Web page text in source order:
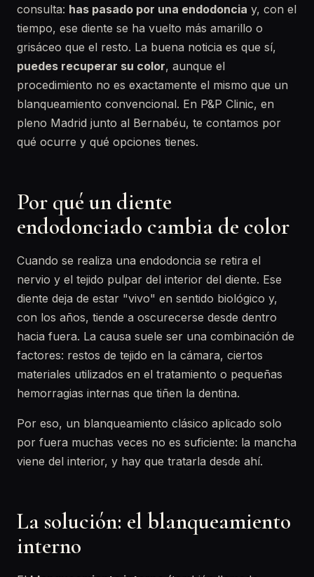
consulta: has pasado por una endodoncia y, con el
tiempo, ese diente se ha vuelto más amarillo o
grisáceo que el resto. La buena noticia es que sí,
puedes recuperar su color, aunque el
procedimiento no es exactamente el mismo que un
blanqueamiento convencional. En P&P Clinic, en
pleno Madrid junto al Bernabéu, te contamos por
qué ocurre y qué opciones tienes.
Por qué un diente
endodonciado cambia de color
Cuando se realiza una endodoncia se retira el
nervio y el tejido pulpar del interior del diente. Ese
diente deja de estar "vivo" en sentido biológico y,
con los años, tiende a oscurecerse desde dentro
hacia fuera. La causa suele ser una combinación de
factores: restos de tejido en la cámara, ciertos
materiales utilizados en el tratamiento o pequeñas
hemorragias internas que tiñen la dentina.
Por eso, un blanqueamiento clásico aplicado solo
por fuera muchas veces no es suficiente: la mancha
viene del interior, y hay que tratarla desde ahí.
La solución: el blanqueamiento
interno